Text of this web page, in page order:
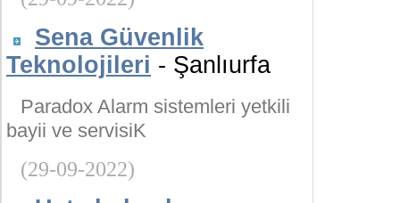
Sena Güvenlik
Teknolojileri - Şanlıurfa
Paradox Alarm sistemleri yetkili
bayii ve servisiK
(29-09-2022)